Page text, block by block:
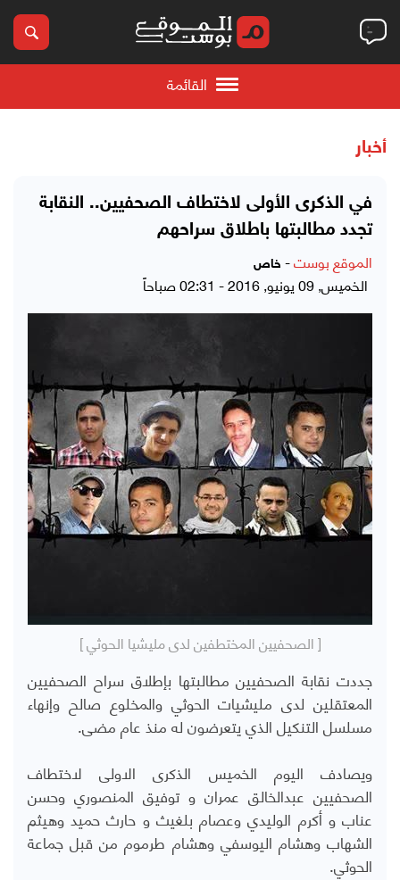
القائمة
أخبار
في الذكرى الأولى لاختطاف الصحفيين.. النقابة
تجدد مطالبتها باطلاق سراحهم
الموقع بوست- خاص
الخميس, 09 يونيو, 2016 - 02:31 صباحاً
[ الصحفيين المختطفين لدى مليشيا الحوثي ]
جددت نقابة الصحفيين مطالبتها بإطلاق سراح الصحفيين
المعتقلين لدى مليشيات الحوثي والمخلوع صالح وإنهاء
مسلسل التنكيل الذي يتعرضون له منذ عام مضى.
ويصادف اليوم الخميس الذكرى الاولى لاختطاف
الصحفيين عبدالخالق عمران و توفيق المنصوري وحسن
عناب و أكرم الوليدي وعصام بلغيث و حارث حميد وهيثم
الشهاب وهشام اليوسفي وهشام طرموم من قبل جماعة
الحوثي.